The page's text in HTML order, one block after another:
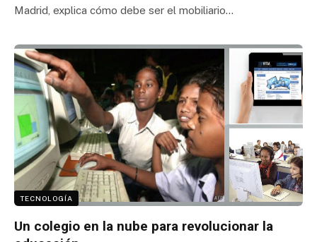
Madrid, explica cómo debe ser el mobiliario…
TECNOLOGÍA
Un colegio en la nube para revolucionar la